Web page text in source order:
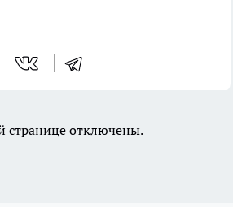
странице отключены.